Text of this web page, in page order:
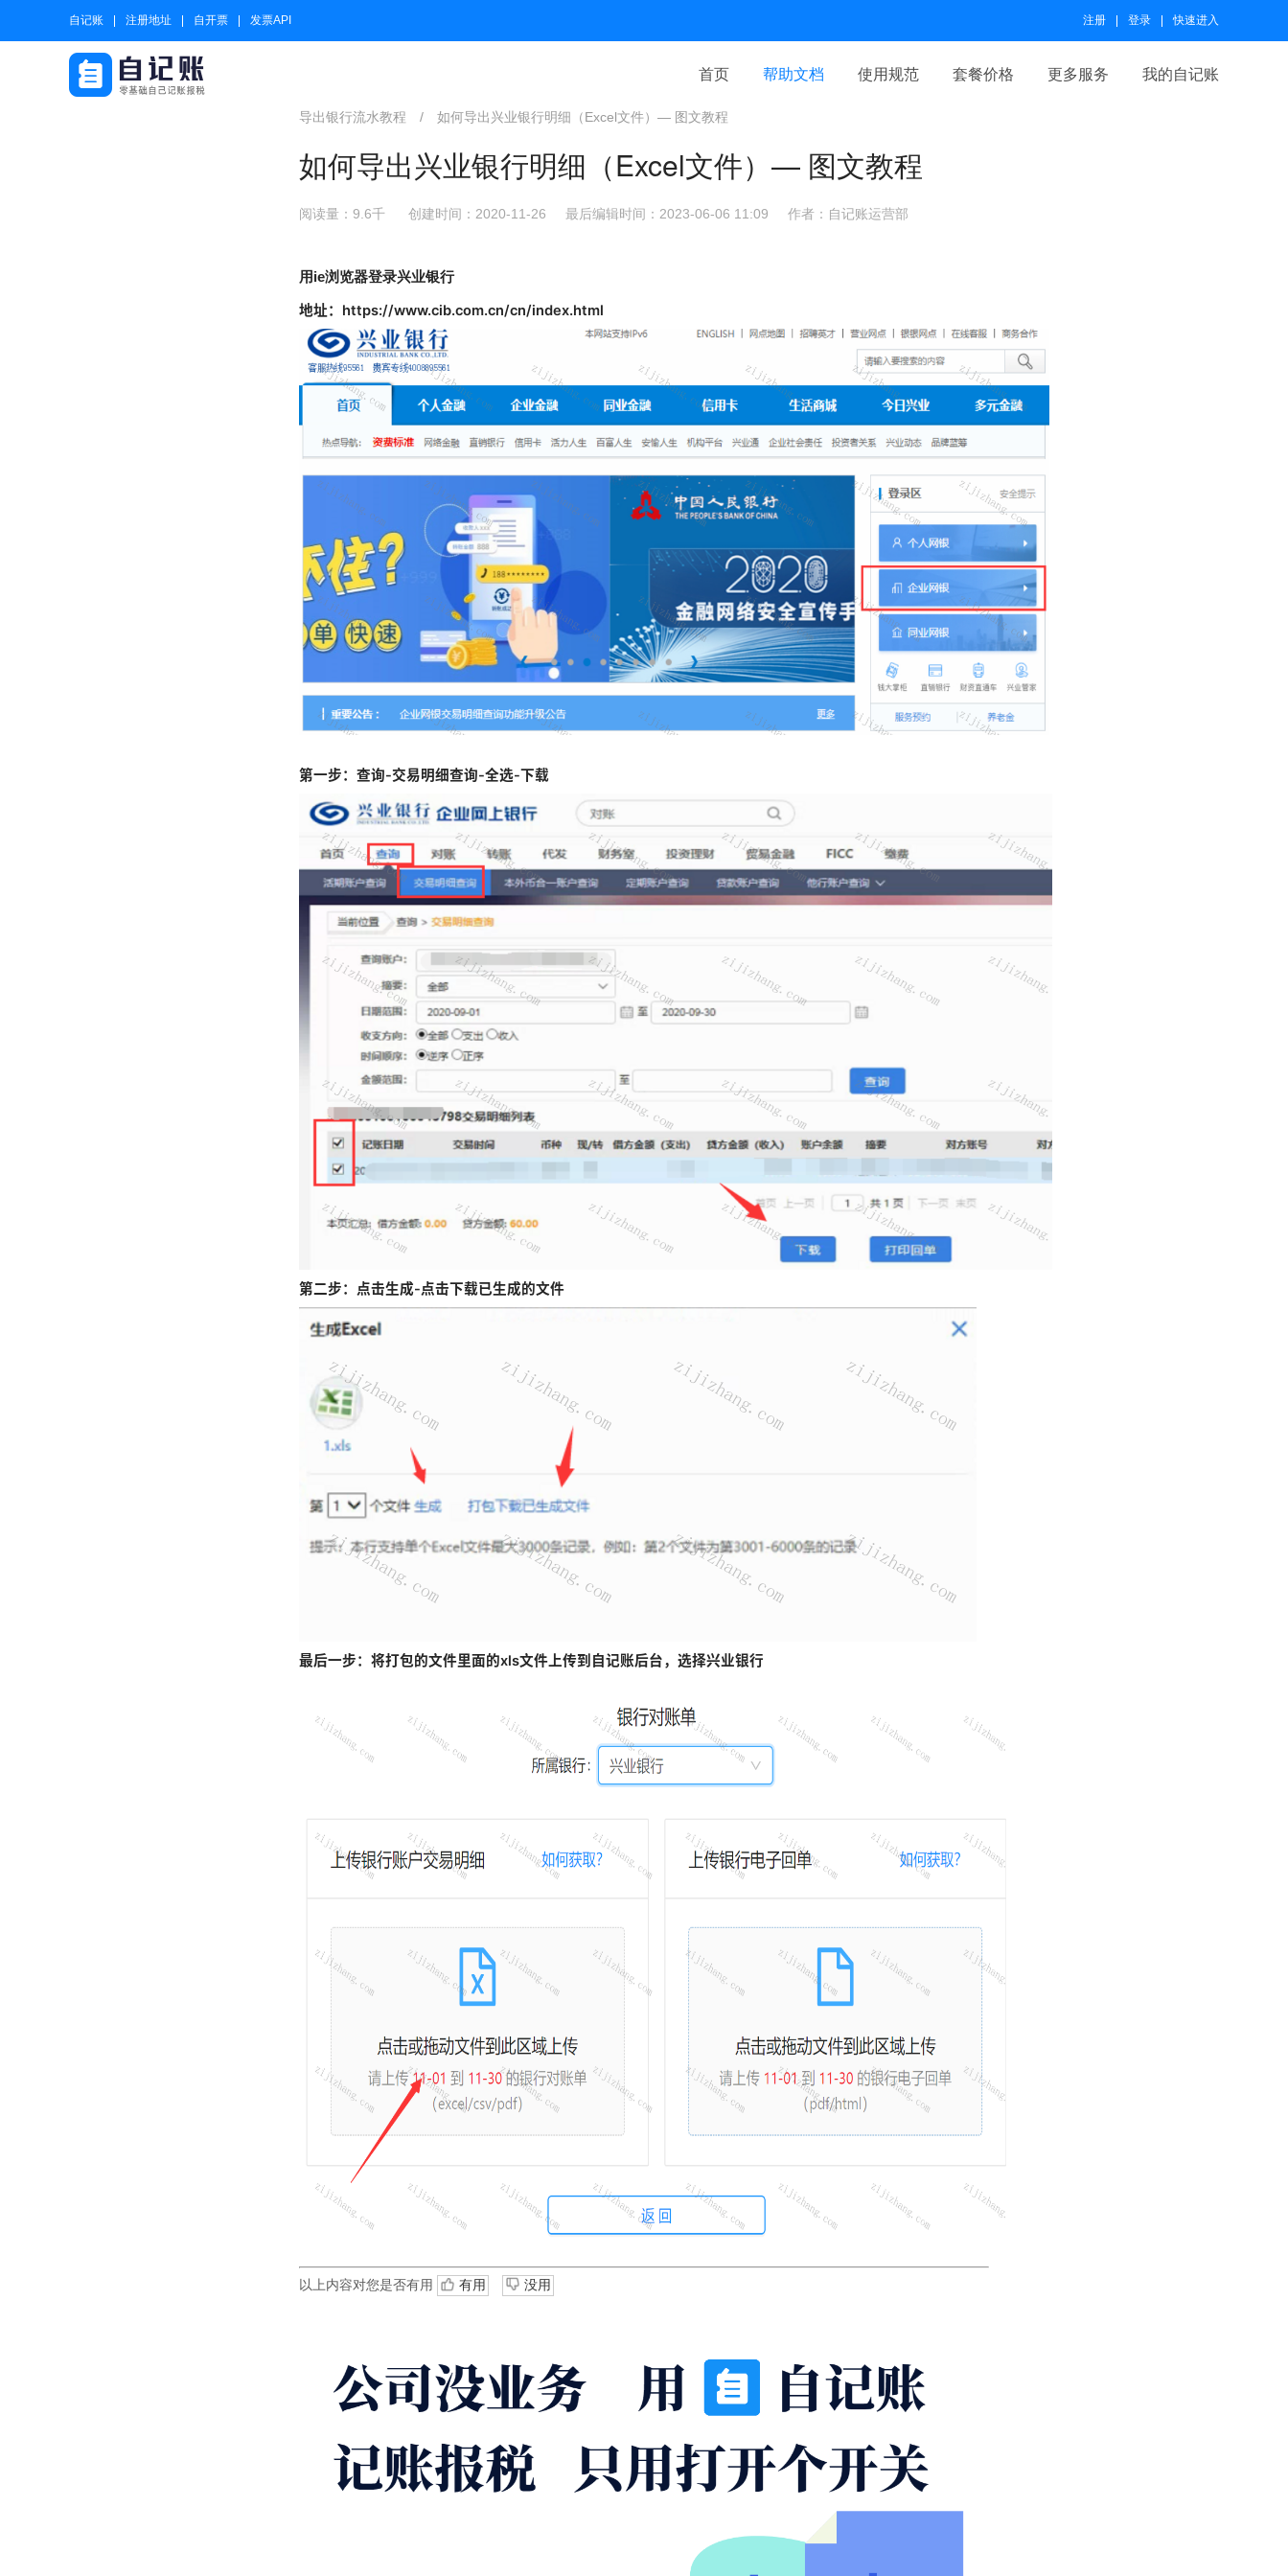
自记账 注册地址 自开票 发票API 注册 登录 快速进入
首页 帮助文档 使用规范 套餐价格 更多服务 我的自记账
导出银行流水教程 / 如何导出兴业银行明细（Excel文件）— 图文教程
如何导出兴业银行明细（Excel文件）— 图文教程
阅读量：9.6千 创建时间：2020-11-26 最后编辑时间：2023-06-06 11:09 作者：自记账运营部
用ie浏览器登录兴业银行
地址： https://www.cib.com.cn/cn/index.html
第一步：查询-交易明细查询-全选-下载
第二步：点击生成-点击下载已生成的文件
最后一步：将打包的文件里面的xls文件上传到自记账后台，选择兴业银行
以上内容对您是否有用 有用 没用